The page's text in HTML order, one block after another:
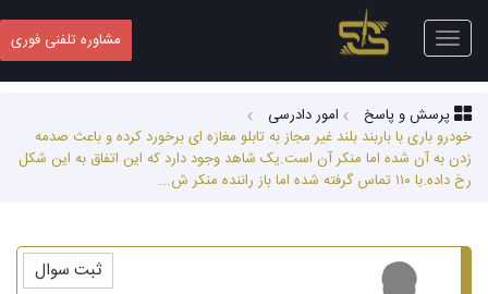
Toggle
navigation
مشاوره تلفنی فوری
پرسش و پاسخ
امور دادرسی
خودرو باری با باربند بلند غیر مجاز به تابلو مغازه ای برخورد کرده و باعث صدمه
زدن به آن شده اما منکر آن است.یک شاهد وجود دارد که این اتفاق به این شکل
رخ داده.با ۱۱۰ تماس گرفته شده اما باز راننده منکر ش...
ثبت سوال